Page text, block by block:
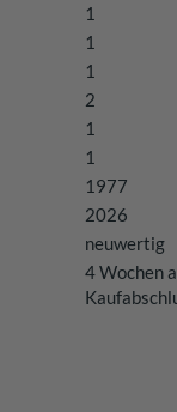
1
1
1
2
1
1
1977
2026
neuwertig
4 Wochen